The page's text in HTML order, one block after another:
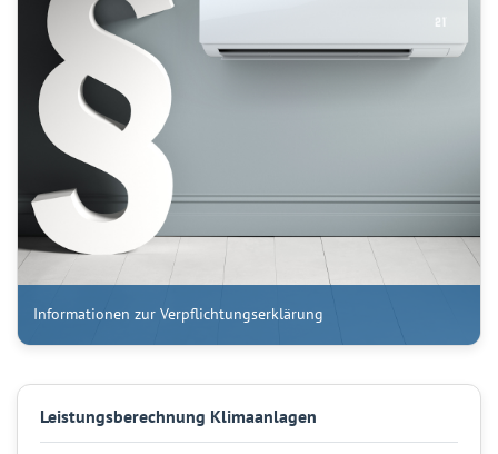
Informationen zur Verpflichtungserklärung
Leistungsberechnung Klimaanlagen